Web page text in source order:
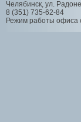
Челябинск, ул.
8 (351) 735-62-84
Режим работы офиса